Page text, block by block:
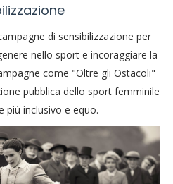
di sensibilizzazione per
nello sport e incoraggiare la
come "Oltre gli Ostacoli"
pubblica dello sport femminile
più inclusivo e equo.